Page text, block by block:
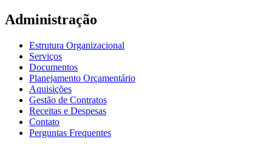
Administração
Estrutura Organizacional
Serviços
Documentos
Planejamento Orçamentário
Aquisições
Gestão de Contratos
Receitas e Despesas
Contato
Perguntas Frequentes